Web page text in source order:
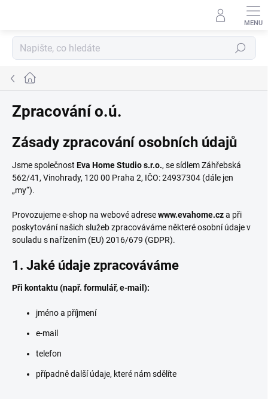
Hledat
Domů
Zpracování o.ú.
Zásady zpracování osobních údajů
Jsme společnost Eva Home Studio s.r.o., se sídlem Záhřebská
562/41, Vinohrady, 120 00 Praha 2, IČO: 24937304 (dále jen
„my“).
Provozujeme e-shop na webové adresewww.evahome.cza při
poskytování našich služeb zpracováváme některé osobní údaje v
souladu s nařízením (EU) 2016/679 (GDPR).
1. Jaké údaje zpracováváme
Při kontaktu (např. formulář, e-mail):
jméno a příjmení
e-mail
telefon
případně další údaje, které nám sdělíte